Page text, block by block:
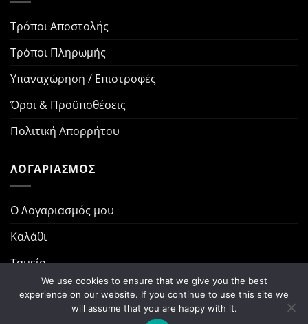
Τρόποι Αποστολής
Τρόποι Πληρωμής
Υπαναχώρηση / Επιστροφές
Όροι & Προϋποθέσεις
Πολιτική Απορρήτου
ΛΟΓΑΡΙΑΣΜΟΣ
Ο Λογαριασμός μου
Καλάθι
Ταμείο
Παραγγελίες
We use cookies to ensure that we give you the best
experience on our website. If you continue to use this site we
will assume that you are happy with it.